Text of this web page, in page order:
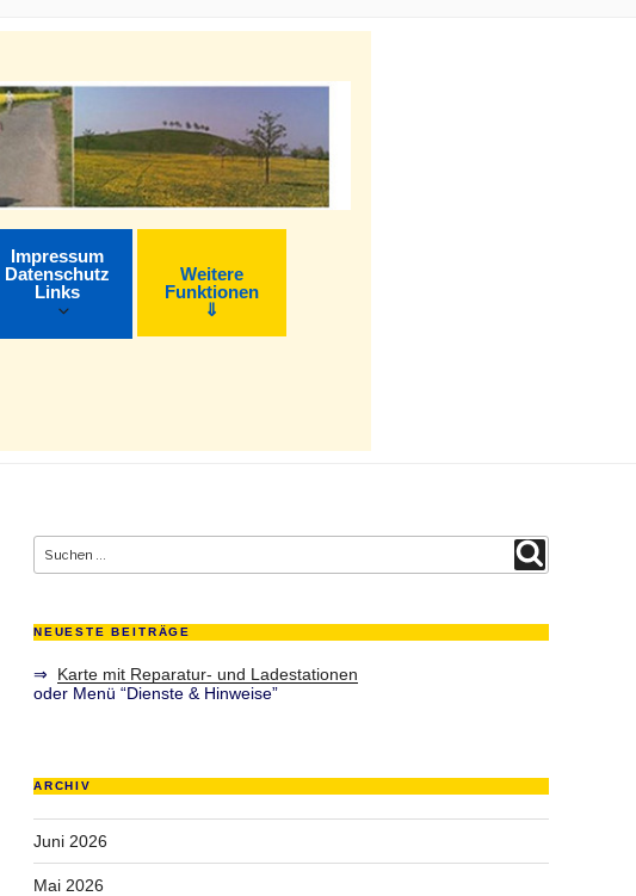
Impressum
Datenschutz
Links
Weitere
Funktionen
⇓
Suche
nach:
NEUESTE BEITRÄGE
⇒ Karte mit Reparatur- und Ladestationen
oder Menü “Dienste & Hinweise”
ARCHIV
Juni 2026
Mai 2026